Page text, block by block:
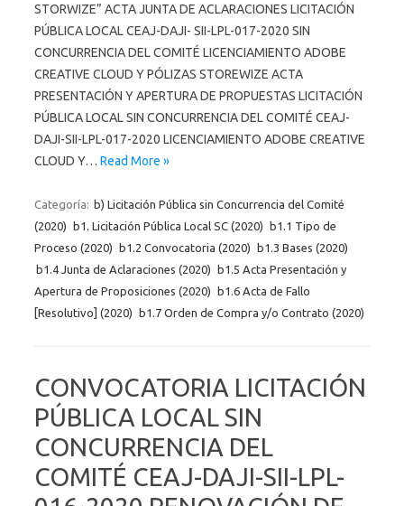
STORWIZE” ACTA JUNTA DE ACLARACIONES LICITACIÓN
PÚBLICA LOCAL CEAJ-DAJI- SII-LPL-017-2020 SIN
CONCURRENCIA DEL COMITÉ LICENCIAMIENTO ADOBE
CREATIVE CLOUD Y PÓLIZAS STOREWIZE ACTA
PRESENTACIÓN Y APERTURA DE PROPUESTAS LICITACIÓN
PÚBLICA LOCAL SIN CONCURRENCIA DEL COMITÉ CEAJ-
DAJI-SII-LPL-017-2020 LICENCIAMIENTO ADOBE CREATIVE
CLOUD Y… Read More »
Categoría: b) Licitación Pública sin Concurrencia del Comité
(2020) b1. Licitación Pública Local SC (2020) b1.1 Tipo de
Proceso (2020) b1.2 Convocatoria (2020) b1.3 Bases (2020)
b1.4 Junta de Aclaraciones (2020) b1.5 Acta Presentación y
Apertura de Proposiciones (2020) b1.6 Acta de Fallo
[Resolutivo] (2020) b1.7 Orden de Compra y/o Contrato (2020)
CONVOCATORIA LICITACIÓN
PÚBLICA LOCAL SIN
CONCURRENCIA DEL
COMITÉ CEAJ-DAJI-SII-LPL-